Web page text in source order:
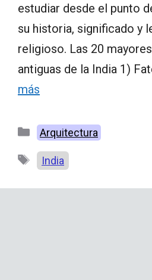
estudiar desde el punto
su historia, significado y
religioso. Las 20
antiguas de la India 1)
más
Categorías
Arquitectura
Etiquetas
India